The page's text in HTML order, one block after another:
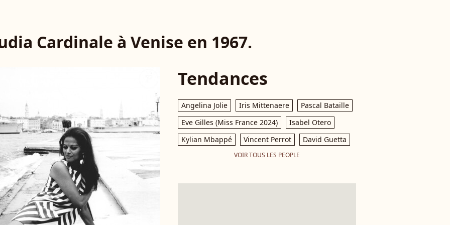
Cardinale à Venise en 1967.
Tendances
Angelina Jolie Iris Mittenaere
Pascal Bataille
Eve Gilles (Miss France 2024)
Isabel Otero
Kylian Mbappé
Vincent Perrot David Guetta
VOIR TOUS LES PEOPLE